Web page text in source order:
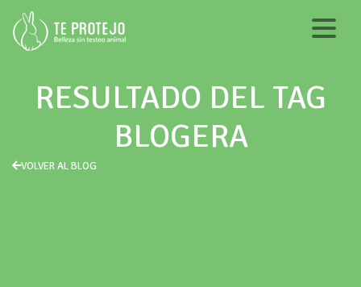
RESULTADO DEL TAG
BLOGERA
VOLVER AL BLOG